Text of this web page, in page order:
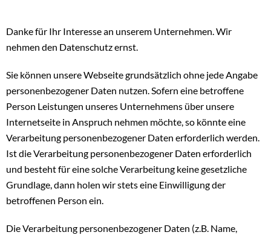
Danke für Ihr Interesse an unserem Unternehmen. Wir
nehmen den Datenschutz ernst.
Sie können unsere Webseite grundsätzlich ohne jede Angabe
personenbezogener Daten nutzen. Sofern eine betroffene
Person Leistungen unseres Unternehmens über unsere
Internetseite in Anspruch nehmen möchte, so könnte eine
Verarbeitung personenbezogener Daten erforderlich werden.
Ist die Verarbeitung personenbezogener Daten erforderlich
und besteht für eine solche Verarbeitung keine gesetzliche
Grundlage, dann holen wir stets eine Einwilligung der
betroffenen Person ein.
Die Verarbeitung personenbezogener Daten (z.B. Name,